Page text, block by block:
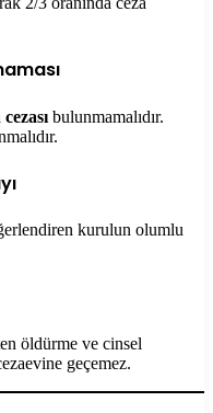
bulunmamalıdır.
kurulun olumlu
öldürme ve cinsel
geçemez.